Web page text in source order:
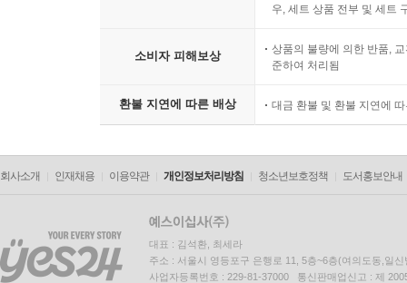
우, 세트 상품 전부 및 세트
소비자 피해보상
상품의 불량에 의한 반품,
준하여 처리됨
환불 지연에 따른 배상 대금 환불 및 환불 지연에
회사소개 인재채용 이용약관 개인정보처리방침 청소년보호정책 도서홍보안내
대표 : 김석환, 최세라
주소 : 서울시 영등포구 은행로 11, 5층~6층(여의도동,일신
사업자등록번호 : 229-81-37000 통신판매업신고 : 제